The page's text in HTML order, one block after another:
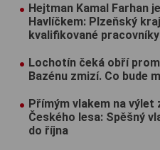
Hejtman Kamal Farhan
Havlíčkem: Plzeňský
kvalifikované pracovníky
Lochotín čeká obří
Bazénu zmizí. Co bude
Přímým vlakem na výlet
Českého lesa: Spěšný
do října